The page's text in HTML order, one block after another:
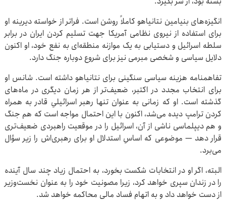
انگیزه‌های بنیامین نتانیاهو کاملاً روشن است. فراتر از خواسته دیرینه او
برای استفاده از نیروی نظامی آمریکا جهت تسلیم کردن ایران در برابر
سلطه اسرائیل و دستیابی به یک موازنه منطقه‌ای به نفع خود، او اکنون
دلایل سیاسی و شخصی مبرمی نیز برای شروع دوباره جنگ دارد.
تفاهمنامه هزینه سیاسی سنگینی برای نتانیاهو داشته است. شانس او
برای انتخاب مجدد در اکتبر، ضعیف‌تر از هر زمان دیگری در ماه‌های
گذشته است. او که زمانی به عنوان تنها رهبر اسرائیلیِ قادر به همراه
کردن ترامپ دیده می‌شد، اکنون با این احتمال مواجه است که هم جنگ
و هم دیپلماسی ناشی از آن، اسرائیل را در موقعیت راهبردی ضعیف‌تری
قرار دهد — موضوعی که اساسِ استدلال او برای رهبری‌اش را زیر سؤال
می‌برد.
البته، اگر او در انتخابات شکست بخورد، به احتمال زیاد چند سال آینده
را در زندان سپری خواهد کرد، زیرا مصونیت خود را به عنوان نخست‌وزیر
از دست خواهد داد و به اتهام فساد مالی محاکمه خواهد شد.